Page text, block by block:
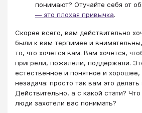
понимают? Отучайте себя от
— это плохая привычка.
Скорее всего, вам действительно
были к вам терпимее и
то, что хочется вам. Вам хочется,
пригрели, пожалели, поддержали.
естественное и понятное и хорошее,
незадача: просто так вам это делать
Действительно, а с какой стати?
люди захотели вас понимать?